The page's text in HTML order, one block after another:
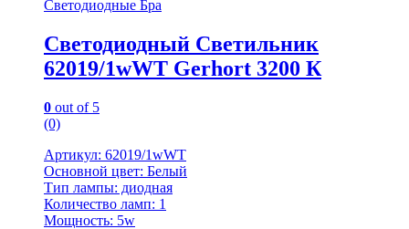
Светодиодные Бра
Светодиодный Светильник
62019/1wWT Gerhort 3200 К
0 out of 5
(0)
Артикул: 62019/1wWT
Основной цвет: Белый
Тип лампы: диодная
Количество ламп: 1
Мощность: 5w